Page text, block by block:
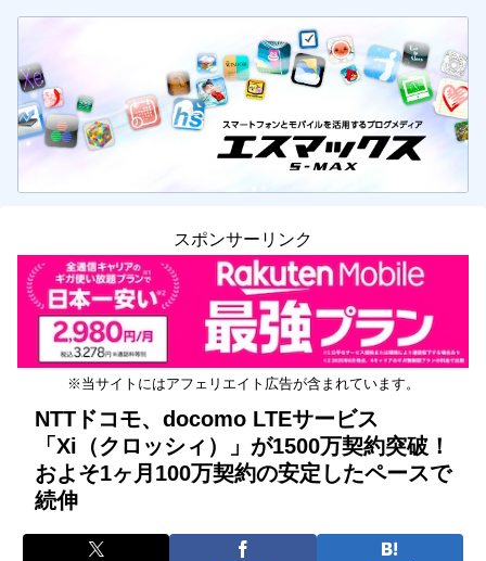
スポンサーリンク
※当サイトにはアフェリエイト広告が含まれています。
NTTドコモ、docomo LTEサービス
「Xi（クロッシィ）」が1500万契約突破！
およそ1ヶ月100万契約の安定したペースで
続伸